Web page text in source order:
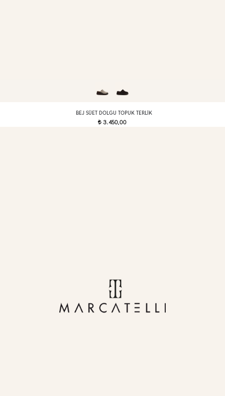
BEJ SÜET DOLGU TOPUK TERLIK
t3.450,00